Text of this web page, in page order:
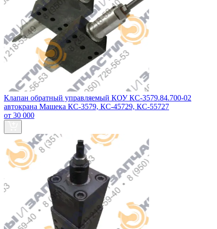
Клапан обратный управляемый КОУ КС-3579.84.700-02
автокрана Машека КС-3579, КС-45729, КС-55727
от 30 000